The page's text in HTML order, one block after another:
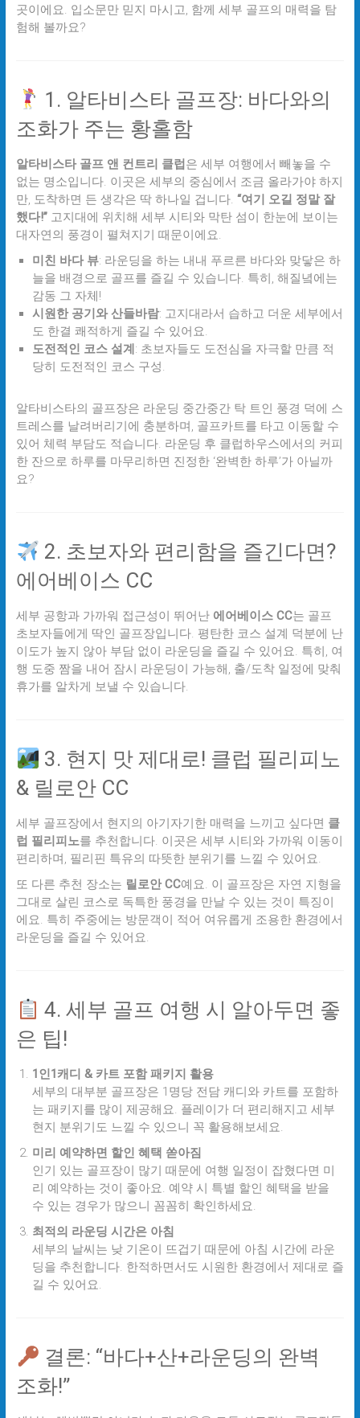
곳이에요. 입소문만 믿지 마시고, 함께 세부 골프의 매력을 탐
험해 볼까요?
1. 알타비스타 골프장: 바다와의
조화가 주는 황홀함
알타비스타 골프 앤 컨트리 클럽 은 세부 여행에서 빼놓을 수
없는 명소입니다. 이곳은 세부의 중심에서 조금 올라가야 하지
만, 도착하면 든 생각은 딱 하나일 겁니다. “여기 오길 정말 잘
했다!”고지대에 위치해 세부 시티와 막탄 섬이 한눈에 보이는
대자연의 풍경이 펼쳐지기 때문이에요.
미친 바다 뷰: 라운딩을 하는 내내 푸르른 바다와 맞닿은 하
늘을 배경으로 골프를 즐길 수 있습니다. 특히, 해질녘에는
감동 그 자체!
시원한 공기와 산들바람: 고지대라서 습하고 더운 세부에서
도 한결 쾌적하게 즐길 수 있어요.
도전적인 코스 설계 : 초보자들도 도전심을 자극할 만큼 적
당히 도전적인 코스 구성.
알타비스타의 골프장은 라운딩 중간중간 탁 트인 풍경 덕에 스
트레스를 날려버리기에 충분하며, 골프카트를 타고 이동할 수
있어 체력 부담도 적습니다. 라운딩 후 클럽하우스에서의 커피
한 잔으로 하루를 마무리하면 진정한 ‘완벽한 하루’가 아닐까
요?
2. 초보자와 편리함을 즐긴다면?
에어베이스 CC
세부 공항과 가까워 접근성이 뛰어난 에어베이스 CC는 골프
초보자들에게 딱인 골프장입니다. 평탄한 코스 설계 덕분에 난
이도가 높지 않아 부담 없이 라운딩을 즐길 수 있어요. 특히, 여
행 도중 짬을 내어 잠시 라운딩이 가능해, 출/도착 일정에 맞춰
휴가를 알차게 보낼 수 있습니다.
3. 현지 맛 제대로! 클럽 필리피노
& 릴로안 CC
세부 골프장에서 현지의 아기자기한 매력을 느끼고 싶다면 클
럽 필리피노를 추천합니다. 이곳은 세부 시티와 가까워 이동이
편리하며, 필리핀 특유의 따뜻한 분위기를 느낄 수 있어요.
또 다른 추천 장소는 릴로안 CC예요. 이 골프장은 자연 지형을
그대로 살린 코스로 독특한 풍경을 만날 수 있는 것이 특징이
에요. 특히 주중에는 방문객이 적어 여유롭게 조용한 환경에서
라운딩을 즐길 수 있어요.
4. 세부 골프 여행 시 알아두면 좋
은 팁!
1인1캐디 & 카트 포함 패키지 활용
세부의 대부분 골프장은 1명당 전담 캐디와 카트를 포함하
는 패키지를 많이 제공해요. 플레이가 더 편리해지고 세부
현지 분위기도 느낄 수 있으니 꼭 활용해보세요.
미리 예약하면 할인 혜택 쏟아짐
인기 있는 골프장이 많기 때문에 여행 일정이 잡혔다면 미
리 예약하는 것이 좋아요. 예약 시 특별 할인 혜택을 받을
수 있는 경우가 많으니 꼼꼼히 확인하세요.
최적의 라운딩 시간은 아침
세부의 날씨는 낮 기온이 뜨겁기 때문에 아침 시간에 라운
딩을 추천합니다. 한적하면서도 시원한 환경에서 제대로 즐
길 수 있어요.
결론: “바다+산+라운딩의 완벽
조화!”